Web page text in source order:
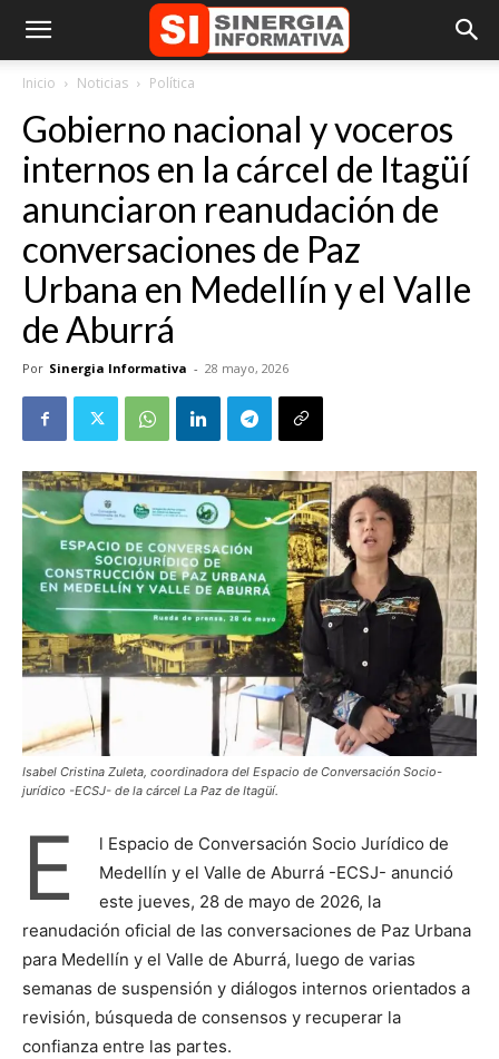
Inicio Noticias Política
Gobierno nacional y voceros
internos en la cárcel de Itagüí
anunciaron reanudación de
conversaciones de Paz
Urbana en Medellín y el Valle
de Aburrá
Por Sinergia Informativa - 28 mayo, 2026
Isabel Cristina Zuleta, coordinadora del Espacio de Conversación Socio-
jurídico -ECSJ- de la cárcel La Paz de Itagüí.
E
l Espacio de Conversación Socio Jurídico de
Medellín y el Valle de Aburrá -ECSJ- anunció
este jueves, 28 de mayo de 2026, la
reanudación oficial de las conversaciones de Paz Urbana
para Medellín y el Valle de Aburrá, luego de varias
semanas de suspensión y diálogos internos orientados a
revisión, búsqueda de consensos y recuperar la
confianza entre las partes.